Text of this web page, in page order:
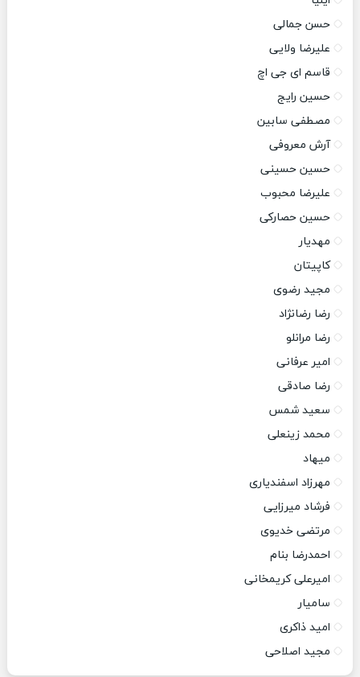
حسن جمالی
علیرضا ولایی
قاسم ای جی اچ
حسین رایج
مصطفی سابین
آرش معروفی
حسین حسینی
علیرضا محبوب
حسین حصارکی
مهدیار
کاپیتان
مجید رضوی
رضا رضانژاد
رضا مرانلو
امیر عرفانی
رضا صادقی
سعید شمس
محمد زینعلی
میهاد
مهرزاد اسفندیاری
فرشاد میرزایی
مرتضی خدیوی
احمدرضا بنام
امیرعلی کریمخانی
سامیار
امید ذاکری
مجید اصلاحی